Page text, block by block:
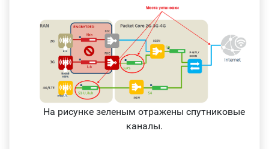
На рисунке зеленым отражены спутниковые
каналы.